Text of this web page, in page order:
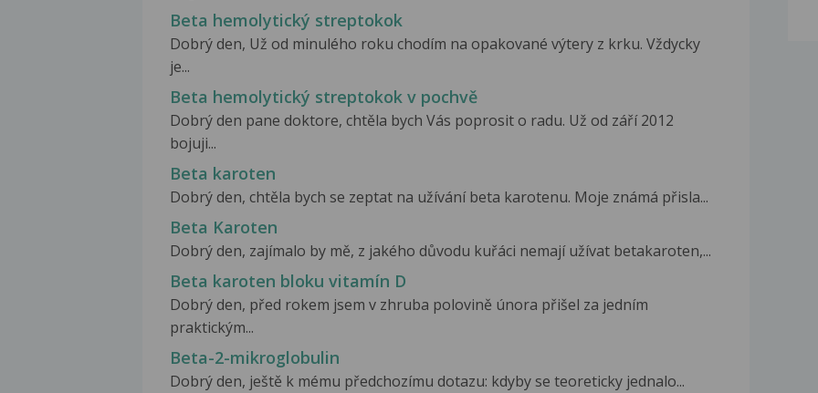
Beta hemolytický streptokok
Dobrý den, Už od minulého roku chodím na opakované výtery z krku. Vždycky
je...
Beta hemolytický streptokok v pochvě
Dobrý den pane doktore, chtěla bych Vás poprosit o radu. Už od září 2012
bojuji...
Beta karoten
Dobrý den, chtěla bych se zeptat na užívání beta karotenu. Moje známá přisla...
Beta Karoten
Dobrý den, zajímalo by mě, z jakého důvodu kuřáci nemají užívat betakaroten,...
Beta karoten bloku vitamín D
Dobrý den, před rokem jsem v zhruba polovině února přišel za jedním
praktickým...
Beta-2-mikroglobulin
Dobrý den, ještě k mému předchozímu dotazu: kdyby se teoreticky jednalo...